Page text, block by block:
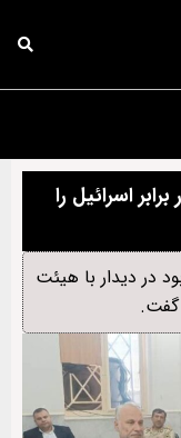
اسرائیل را
در دیدار با هیئت
گفت.